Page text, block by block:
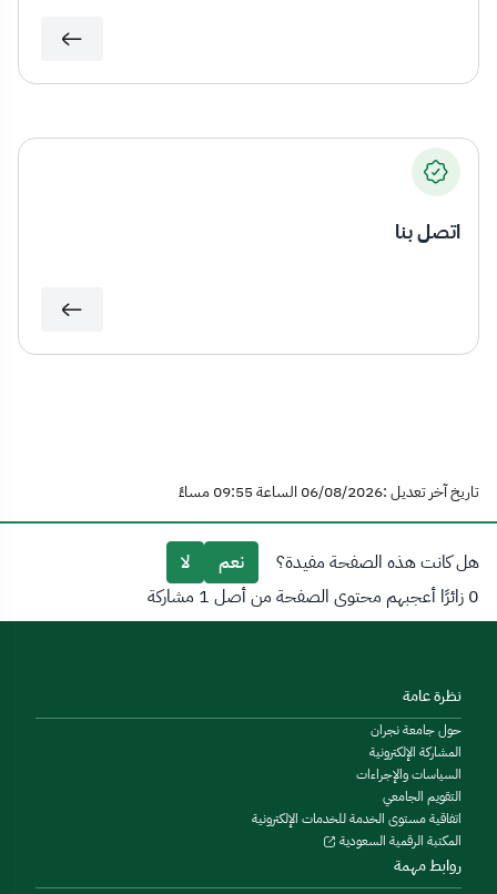
اتصل بنا
تاريخ آخر تعديل :06/08/2026 الساعة 09:55 مساءً
هل كانت هذه الصفحة مفيدة؟ نعم
لا
0 زائرًا أعجبهم محتوى الصفحة من أصل 1 مشاركة
نظرة عامة
حول جامعة نجران
المشاركة الإلكترونية
السياسات والإجراءات
التقويم الجامعي
اتفاقية مستوى الخدمة للخدمات الإلكترونية
المكتبة الرقمية السعودية
روابط مهمة